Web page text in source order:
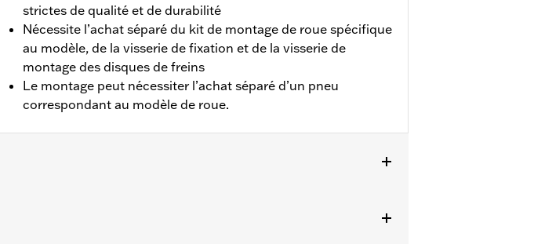
strictes de qualité et de durabilité
Nécessite l’achat séparé du kit de montage de roue spécifique
au modèle, de la visserie de fixation et de la visserie de
montage des disques de freins
Le montage peut nécessiter l’achat séparé d’un pneu
correspondant au modèle de roue.
réf. 43200046.